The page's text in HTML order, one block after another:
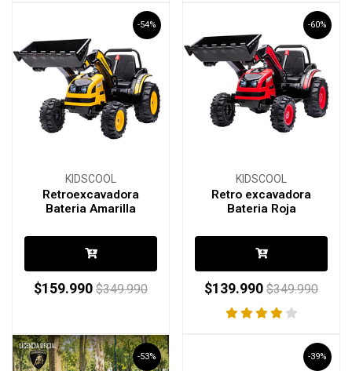
-54%
KIDSCOOL
Retroexcavadora
Bateria Amarilla
$159.990 $349.990
-60%
KIDSCOOL
Retro excavadora
Bateria Roja
$139.990 $349.990
-53% -39%